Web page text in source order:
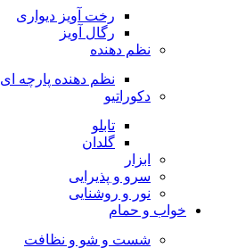
رخت آویز دیواری
رگال آویز
نظم دهنده
نظم دهنده پارچه ای
دکوراتیو
تابلو
گلدان
ابزار
سرو و پذیرایی
نور و روشنایی
خواب و حمام
شست و شو و نظافت